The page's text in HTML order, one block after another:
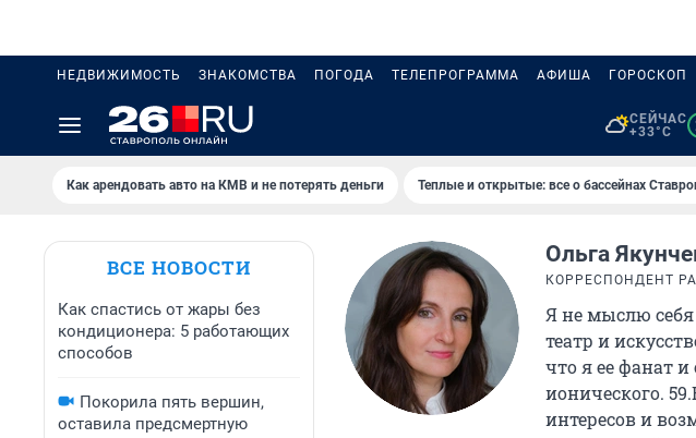
НЕДВИЖИМОСТЬ ЗНАКОМСТВА ПОГОДА ТЕЛЕПРОГРАММА АФИША ГОРОСКОП
СЕЙЧАС
+33°C
Как арендовать авто на КМВ и не потерять деньги Теплые и открытые: все о бассейнах
ВСЕ НОВОСТИ
Как спастись от жары без
кондиционера: 5 работающих
способов
Покорила пять вершин,
оставила предсмертную
Ольга
КОРРЕСПОНДЕНТ
Я не мыслю
театр и
что я ее фанат
ионического.
интересов и